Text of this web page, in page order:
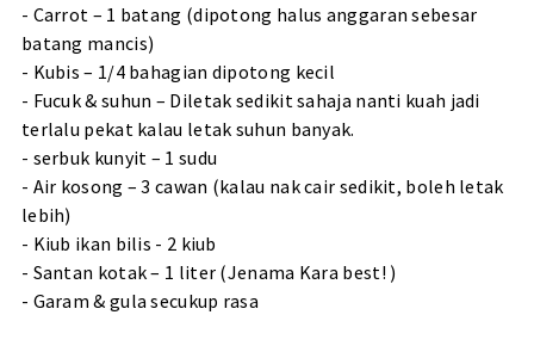
- Carrot – 1 batang (dipotong halus anggaran sebesar
batang mancis)
- Kubis – 1/4 bahagian dipotong kecil
- Fucuk & suhun – Diletak sedikit sahaja nanti kuah jadi
terlalu pekat kalau letak suhun banyak.
- serbuk kunyit – 1 sudu
- Air kosong – 3 cawan (kalau nak cair sedikit, boleh letak
lebih)
- Kiub ikan bilis - 2 kiub
- Santan kotak – 1 liter (Jenama Kara best! )
- Garam & gula secukup rasa